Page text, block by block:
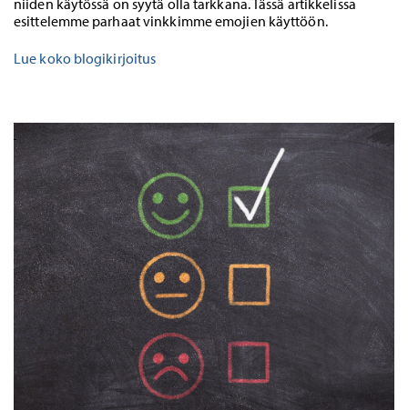
niiden käytössä on syytä olla tarkkana. Tässä artikkelissa
esittelemme parhaat vinkkimme emojien käyttöön.
Lue koko blogikirjoitus